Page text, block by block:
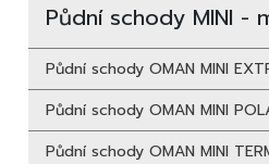
Půdní schody MINI -
Půdní schody OMAN MINI
Půdní schody OMAN MINI
Půdní schody OMAN MINI